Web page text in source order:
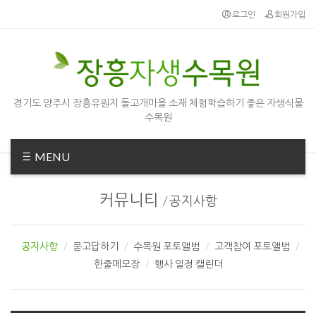
로그인 회원가입
경기도 양주시 장흥유원지 돌고개마을 소재 체험학습하기 좋은 자생식물
수목원
MENU
커뮤니티 /공지사항
공지사항 묻고답하기 수목원 포토앨범
고객참여 포토앨범
한줄메모장
행사 일정 캘린더